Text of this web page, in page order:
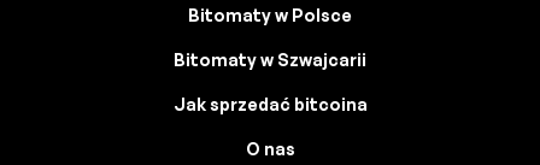
Bitomaty w Polsce
Bitomaty w Szwajcarii
Jak sprzedać bitcoina
O nas